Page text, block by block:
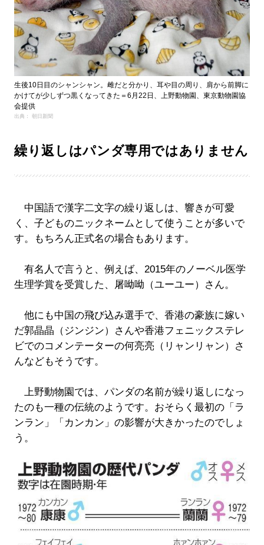
生後10日目のシャンシャン。雌だと分かり、耳や目の周り、肩から前脚に
かけてが少しずつ黒くなってきた＝6月22日、上野動物園、東京動物園協
会提供
出典： 朝日新聞
繰り返しはパンダ専用ではありません
中国語で漢字二文字の繰り返しは、響きが可愛
く、子どものニックネームとして使うことが多いで
す。もちろん正式名の場合もあります。
有名人で言うと、例えば、2015年のノーベル医学
生理学賞を受賞した、屠呦呦（ユーユー）さん。
他にも中国の飛び込み選手で、香港の豪族に嫁い
だ郭晶晶（ジンジン）さんや香港フェニックステレ
ビでのコメンテーターの何亮亮（リャンリャン）さ
んなどもそうです。
上野動物園では、パンダの名前が繰り返しになっ
たのも一種の伝統のようです。おそらく最初の「ラ
ンラン」「カンカン」の影響が大きかったのでしょ
う。